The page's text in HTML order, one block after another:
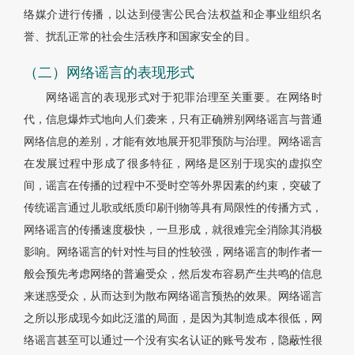
络媒介进行传播，以达到侵害公民合法权益和企事业组织名
誉、扰乱正常的社会生活秩序和国家安全的目。
（二）网络谣言的表现形式
网络谣言的表现形式对于犯罪治理至关重要。在网络时
代，信息爆炸式地向人们袭来，只有正确辨别网络谣言与普通
网络信息的差别，才能有效地展开犯罪预防与治理。网络谣言
在发展过程中形成了很多特征，网络是区别于现实的虚拟空
间，谣言在传播的过程中不受时空等外界因素的约束，突破了
传统谣言通过儿歌或纸质印刷刊物等具有局限性的传播方式，
网络谣言的传播速度极快，一旦形成，就很难完全消除其消极
影响。网络谣言的针对性与目的性较强，网络谣言的制作者一
般会预先考虑网络的普遍受众，然后发布容易产生共鸣的信息
来迷惑受众，从而达到为散布网络谣言预热的效果。网络谣言
之所以形成现今如此泛滥的局面，是因为其制造成本很低，网
络谣言甚至可以通过一个没有实名认证的账号发布，隐蔽性很